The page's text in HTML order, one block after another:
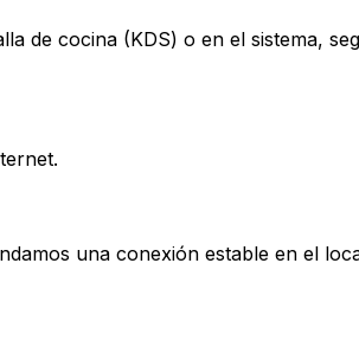
de cocina (KDS) o en el sistema,
una conexión estable en el